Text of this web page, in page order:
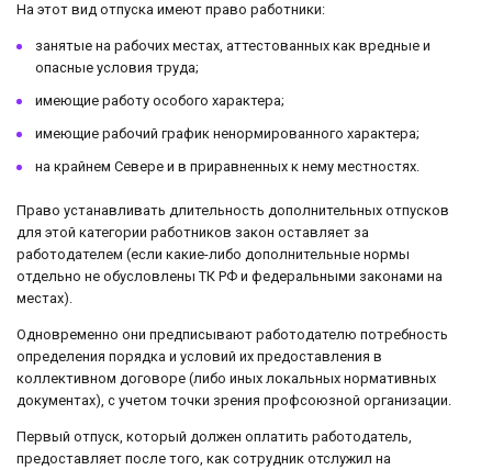
На этот вид отпуска имеют право работники:
занятые на рабочих местах, аттестованных как вредные и
опасные условия труда;
имеющие работу особого характера;
имеющие рабочий график ненормированного характера;
на крайнем Севере и в приравненных к нему местностях.
Право устанавливать длительность дополнительных отпусков
для этой категории работников закон оставляет за
работодателем (если какие-либо дополнительные нормы
отдельно не обусловлены ТК РФ и федеральными законами на
местах).
Одновременно они предписывают работодателю потребность
определения порядка и условий их предоставления в
коллективном договоре (либо иных локальных нормативных
документах), с учетом точки зрения профсоюзной организации.
Первый отпуск, который должен оплатить работодатель,
предоставляет после того, как сотрудник отслужил на